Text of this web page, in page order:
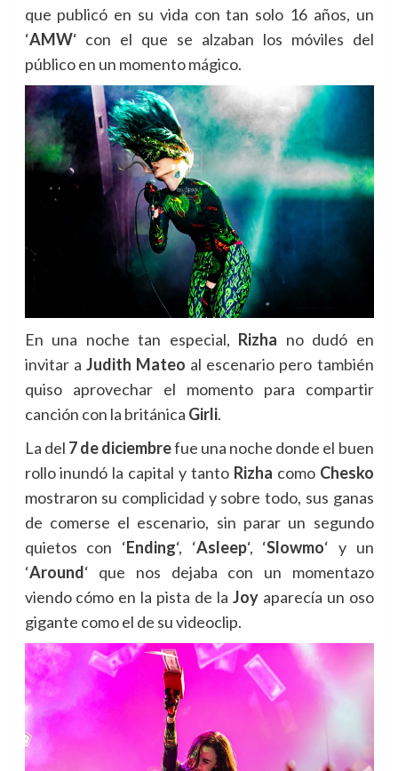
que publicó en su vida con tan solo 16 años, un
‘AMW‘ con el que se alzaban los móviles del
público en un momento mágico.
En una noche tan especial, Rizha no dudó en
invitar a Judith Mateo al escenario pero también
quiso aprovechar el momento para compartir
canción con la británica Girli.
La del 7 de diciembrefue una noche donde el buen
rollo inundó la capital y tanto Rizha como Chesko
mostraron su complicidad y sobre todo, sus ganas
de comerse el escenario, sin parar un segundo
quietos con ‘Ending‘, ‘Asleep‘, ‘Slowmo‘ y un
‘Around‘ que nos dejaba con un momentazo
viendo cómo en la pista de la Joyaparecía un oso
gigante como el de su videoclip.